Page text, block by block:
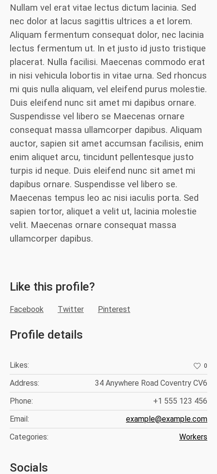
Nullam vel erat vitae lectus dictum lacinia. Sed
nec dolor at lacus sagittis ultrices a et lorem.
Aliquam fermentum consequat dolor, nec lacinia
lectus fermentum ut. In et justo id justo tristique
placerat. Nulla facilisi. Maecenas commodo erat
in nisi vehicula lobortis in vitae urna. Sed rhoncus
mi quis nulla aliquam, vel eleifend purus molestie.
Duis eleifend nunc sit amet mi dapibus ornare.
Suspendisse vel libero se Maecenas ornare
consequat massa ullamcorper dapibus. Aliquam
auctor, sapien sit amet accumsan facilisis, enim
enim aliquet arcu, tincidunt pellentesque justo
turpis id neque. Duis eleifend nunc sit amet mi
dapibus ornare. Suspendisse vel libero se.
Maecenas tempus leo ac nisi iaculis porta. Sed
sapien tortor, aliquet a velit ut, lacinia molestie
velit. Maecenas ornare consequat massa
ullamcorper dapibus.
Like this profile?
Facebook Twitter Pinterest
Profile details
Likes: 0
Address:
34 Anywhere Road Coventry CV6
Phone:
+1 555 123 456
Email:
example@example.com
Categories:
Workers
Socials